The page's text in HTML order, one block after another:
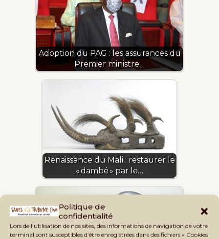
Politique de
confidentialité
Lors de l’utilisation de nos sites, des informations de navigation de votre
terminal sont susceptibles d’être enregistrées dans des fichiers « Cookies
Adoption du PAG : les assurances du
Premier ministre…
Renaissance du Mali : restaurer le
« dambé » par le…